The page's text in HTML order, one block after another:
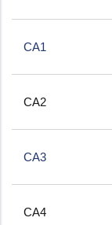
СА1
СА2
СА3
СА4